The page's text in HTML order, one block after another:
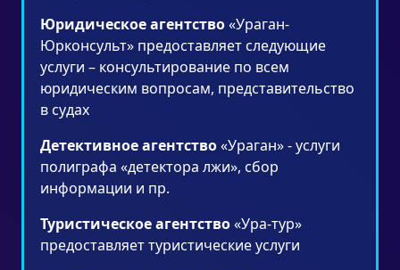
Юридическое агентство«Ураган-
Юрконсульт» предоставляет следующие
услуги – консультирование по всем
юридическим вопросам, представительство
в судах
Детективное агентство«Ураган» - услуги
полиграфа «детектора лжи», сбор
информации и пр.
Туристическое агентство«Ура-тур»
предоставляет туристические услуги